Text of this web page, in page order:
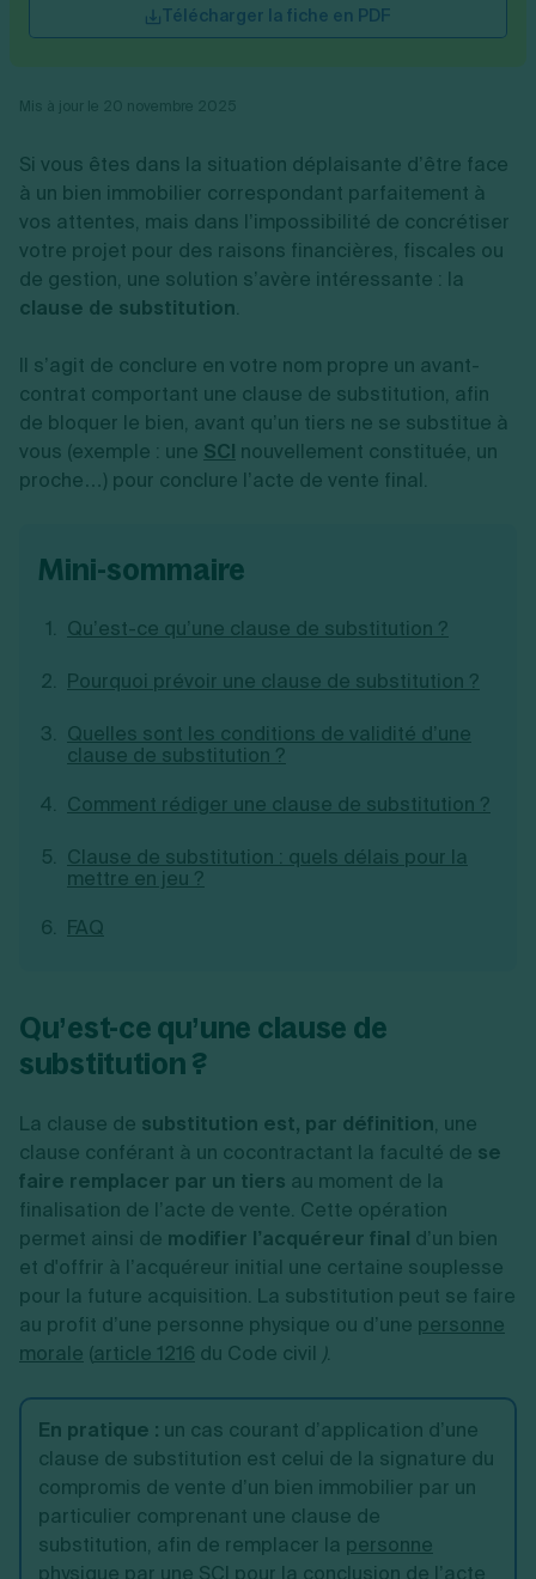
Services aux entreprises
Autres
Ressources
Simulateur de choix de forme juridique
Calcul de charges sociales
Estimation du coût de création
Calcul d'éligibilité à l'ACRE
Générateur de mentions légales
Création d'entreprise
Cession d'actions
Transmission universelle de patrimoine
Gestion comptable
Approbation des comptes
Dépôt de marque
Recherche d'antériorité
Protection des créations
Confidentialité de l'adresse du dirigeant
Radiation auto entrepreneur
Mise en sommeil
Dissolution-liquidation
Dépôt de bilan
Toutes les modifications
Micro entreprise
LMNP
Vente en ligne
Services aux entreprises
Construction/travaux
Restauration
Commerce
Transport
Autres
Logiciel de facturation
Logiciel de comptabilité
Gestion des achats
Gestion de la trésorerie
Bilans et déclarations fiscales
Je suis autonome
Découvrez notre cabinet d'expertise
Fiches SASU
Fiches SAS
Fiches association
Toutes les fiches sur la création
Autres démarches
Gestion d’entreprise
Fermeture d’entreprise
Gérer ses salariés
Sélection de fiches pratiques
Ouvrir sa société
Création d'entreprise
Création d'EURL
Création de SASU
Création de SAS
Création d'association
Ouverture compte pro
Fermeture d’une entreprise
Création d'entreprise
Télécharger la fiche en PDF
Si vous êtes dans la situation déplaisante d’être face
à un bien immobilier correspondant parfaitement à
vos attentes, mais dans l’impossibilité de concrétiser
votre projet pour des raisons financières, fiscales ou
de gestion, une solution s’avère intéressante : la
clause de substitution.
Il s’agit de conclure en votre nom propre un avant-
contrat comportant une clause de substitution, afin
de bloquer le bien, avant qu’un tiers ne se substitue à
vous (exemple : une SCI nouvellement constituée, un
proche…) pour conclure l’acte de vente final.
mini-sommaire
Qu’est-ce qu’une clause de substitution ?
Pourquoi prévoir une clause de substitution ?
Quelles sont les conditions de validité d’une
clause de substitution ?
Comment rédiger une clause de substitution ?
Clause de substitution : quels délais pour la
mettre en jeu ?
FAQ
Qu’est-ce qu’une clause de
substitution ?
La clause de substitution est, par définition, une
clause conférant à un cocontractant la faculté de se
faire remplacer par un tiers au moment de la
finalisation de l’acte de vente. Cette opération
permet ainsi de modifier l’acquéreur final d’un bien
et d'offrir à l’acquéreur initial une certaine souplesse
pour la future acquisition. La substitution peut se faire
au profit d’une personne physique ou d’une personne
morale (article 1216 du Code civil ).
En pratique : un cas courant d’application d’une
clause de substitution est celui de la signature du
compromis de vente d’un bien immobilier par un
particulier comprenant une clause de
substitution, afin de remplacer la personne
physique par une SCI pour la conclusion de l’acte